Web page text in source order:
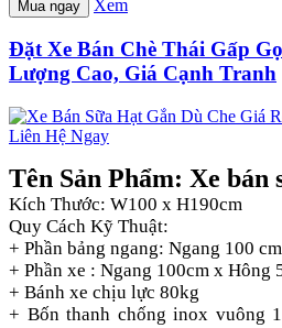
Mua ngay Xem
Đặt Xe Bán Chè Thái Gấp
Lượng Cao, Giá Cạnh Tranh
Tên Sản Phẩm: Xe bán
Kích Thước: W100 x H190cm
Quy Cách Kỹ Thuật:
+ Phần bảng ngang: Ngang 100
+ Phần xe : Ngang 100cm x Hông
+ Bánh xe chịu lực 80kg
+ Bốn thanh chống inox vuông